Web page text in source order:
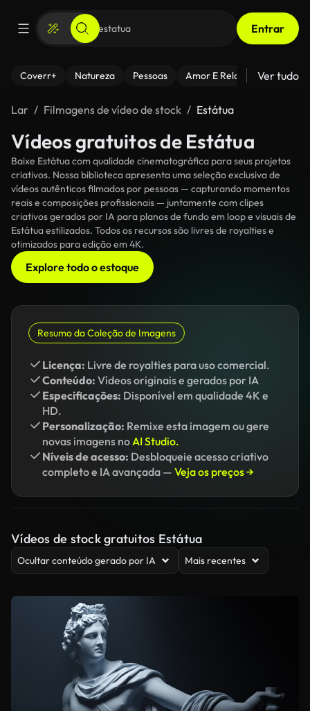
Entrar
Coverr+ Natureza Pessoas Amor E Relacionamentos
Ver tudo
Lar Filmagens de vídeo de stock Estátua
Vídeos gratuitos de Estátua
Baixe Estátua com qualidade cinematográfica para seus projetos
criativos. Nossa biblioteca apresenta uma seleção exclusiva de
vídeos autênticos filmados por pessoas — capturando momentos
reais e composições profissionais — juntamente com clipes
criativos gerados por IA para planos de fundo em loop e visuais de
Estátua estilizados. Todos os recursos são livres de royalties e
otimizados para edição em 4K.
Explore todo o estoque
Resumo da Coleção de Imagens
Licença: Livre de royalties para uso comercial.
Conteúdo: Vídeos originais e gerados por IA
Especificações: Disponível em qualidade 4K e
HD.
Personalização: Remixe esta imagem ou gere
novas imagens noAI Studio.
Níveis de acesso: Desbloqueie acesso criativo
completo e IA avançada — Veja os preços →
Vídeos de stock gratuitos Estátua
Ocultar conteúdo gerado por IA Mais recentes